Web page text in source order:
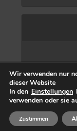
Wir verwenden nur
dieser Website
In den Einstellungen
verwenden oder sie
Zustimmen